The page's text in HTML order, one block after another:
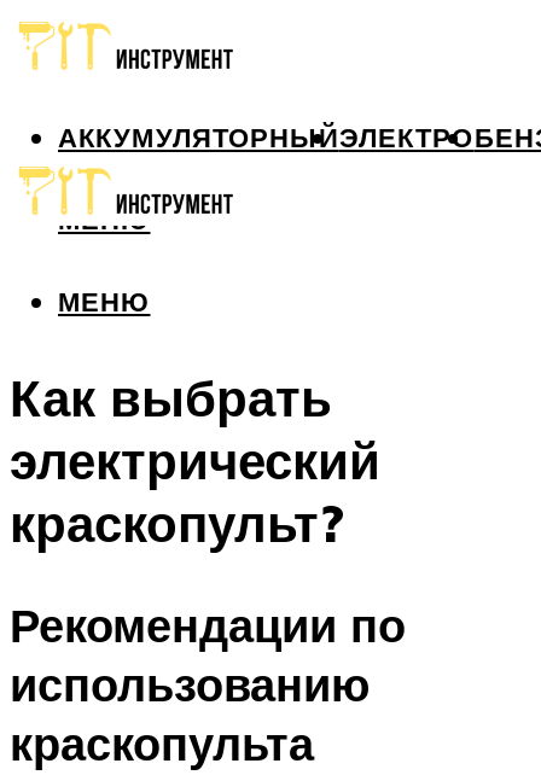
АККУМУЛЯТОРНЫЙЭЛЕКТРО
МЕНЮ
МЕНЮ
Как выбрать
электрический
краскопульт?
Рекомендации по
использованию
краскопульта